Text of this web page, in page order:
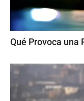
Qué Provoca una